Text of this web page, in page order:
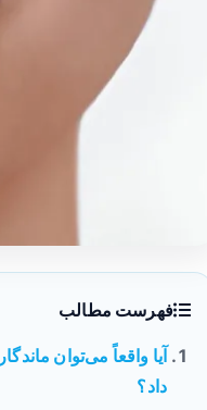
فهرست مطالب
آیا واقعاً می‌توان
داد؟